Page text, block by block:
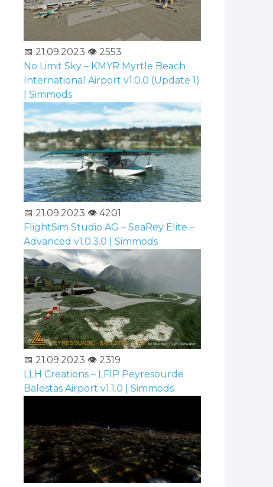
📅 21.09.2023 👁️ 2553
No Limit Sky – KMYR Myrtle Beach
International Airport v1.0.0 (Update 1)
| Simmods
📅 21.09.2023 👁️ 4201
FlightSim Studio AG – SeaRey Elite –
Advanced v1.0.3.0 | Simmods
📅 21.09.2023 👁️ 2319
LLH Creations – LFIP Peyresourde
Balestas Airport v1.1.0 | Simmods